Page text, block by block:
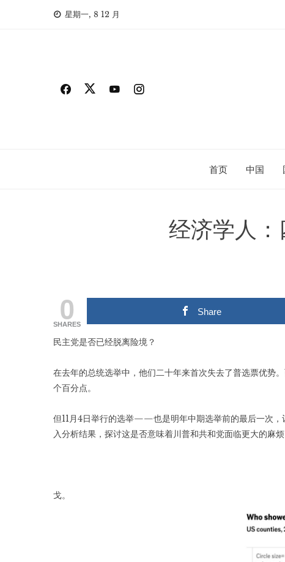
星期一, 8 12 月
首页 中国
经济学人
0
SHARES
Share
民主党是否已经脱离险境？
在去年的总统选举中，他们二十年来首次失去了普选票优势
个百分点。
但11月4日举行的选举——也是明年中期选举前的最后一次，
入分析结果，探讨这是否意味着川普和共和党面临更大的麻烦
戈。